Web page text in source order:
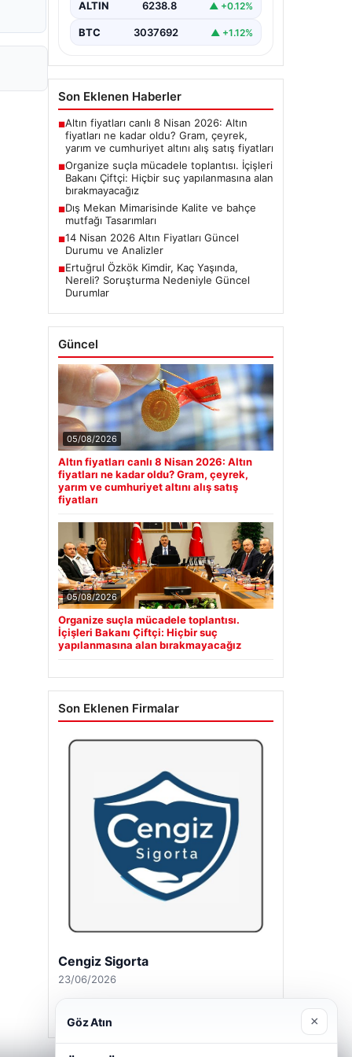
ALTIN 6238.8 ▲ +0.12%
BTC 3037692 ▲ +1.12%
Son Eklenen Haberler
■Altın fiyatları canlı 8 Nisan 2026: Altın
fiyatları ne kadar oldu? Gram, çeyrek,
yarım ve cumhuriyet altını alış satış fiyatları
■Organize suçla mücadele toplantısı. İçişleri
Bakanı Çiftçi: Hiçbir suç yapılanmasına alan
bırakmayacağız
■Dış Mekan Mimarisinde Kalite ve bahçe
mutfağı Tasarımları
■14 Nisan 2026 Altın Fiyatları Güncel
Durumu ve Analizler
■Ertuğrul Özkök Kimdir, Kaç Yaşında,
Nereli? Soruşturma Nedeniyle Güncel
Durumlar
Güncel
05/08/2026
Altın fiyatları canlı 8 Nisan 2026: Altın
fiyatları ne kadar oldu? Gram, çeyrek,
yarım ve cumhuriyet altını alış satış
fiyatları
05/08/2026
Organize suçla mücadele toplantısı.
İçişleri Bakanı Çiftçi: Hiçbir suç
yapılanmasına alan bırakmayacağız
Son Eklenen Firmalar
Cengiz Sigorta
23/06/2026
Göz Atın ×